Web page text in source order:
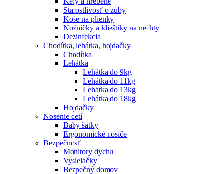
Starostlivosť o zuby
Koše na plienky
Nožničky a klieštiky na nechty
Dezinfekcia
Chodítka, lehátka, hojdačky
Chodítka
Lehátka
Lehátka do 9kg
Lehátka do 11kg
Lehátka do 13kg
Lehátka do 18kg
Hojdačky
Nosenie detí
Baby šatky
Ergonomické nosiče
Bezpečnosť
Monitory dychu
Vysielačky
Bezpečný domov